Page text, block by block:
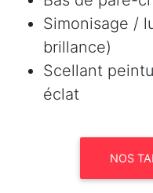
Simonisage /
brillance)
Scellant
éclat
NOS